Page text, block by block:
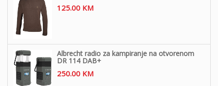
125.00 KM
Albrecht radio za kampiranje na otvorenom
DR 114 DAB+
250.00 KM